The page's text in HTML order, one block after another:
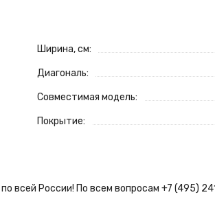
Ширина, см:
Диагональ:
Совместимая модель:
Покрытие:
всей России! По всем вопросам +7 (495)